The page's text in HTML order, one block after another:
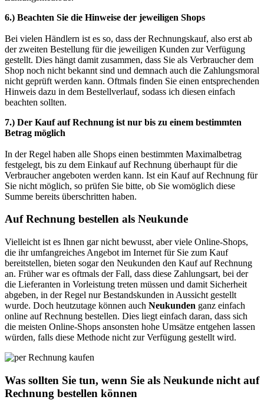
6.) Beachten Sie die Hinweise der jeweiligen Shops
Bei vielen Händlern ist es so, dass der Rechnungskauf, also erst ab
der zweiten Bestellung für die jeweiligen Kunden zur Verfügung
gestellt. Dies hängt damit zusammen, dass Sie als Verbraucher dem
Shop noch nicht bekannt sind und demnach auch die Zahlungsmoral
nicht geprüft werden kann. Oftmals finden Sie einen entsprechenden
Hinweis dazu in dem Bestellverlauf, sodass ich diesen einfach
beachten sollten.
7.) Der Kauf auf Rechnung ist nur bis zu einem bestimmten
Betrag möglich
In der Regel haben alle Shops einen bestimmten Maximalbetrag
festgelegt, bis zu dem Einkauf auf Rechnung überhaupt für die
Verbraucher angeboten werden kann. Ist ein Kauf auf Rechnung für
Sie nicht möglich, so prüfen Sie bitte, ob Sie womöglich diese
Summe bereits überschritten haben.
Auf Rechnung bestellen als Neukunde
Vielleicht ist es Ihnen gar nicht bewusst, aber viele Online-Shops,
die ihr umfangreiches Angebot im Internet für Sie zum Kauf
bereitstellen, bieten sogar den Neukunden den Kauf auf Rechnung
an. Früher war es oftmals der Fall, dass diese Zahlungsart, bei der
die Lieferanten in Vorleistung treten müssen und damit Sicherheit
abgeben, in der Regel nur Bestandskunden in Aussicht gestellt
wurde. Doch heutzutage können auch Neukunden ganz einfach
online auf Rechnung bestellen. Dies liegt einfach daran, dass sich
die meisten Online-Shops ansonsten hohe Umsätze entgehen lassen
würden, falls diese Methode nicht zur Verfügung gestellt wird.
Was sollten Sie tun, wenn Sie als Neukunde nicht auf
Rechnung bestellen können